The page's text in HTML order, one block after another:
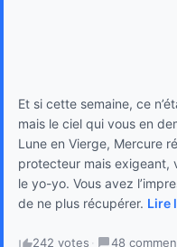
Et si cette semaine, ce
mais le ciel qui vous en
Lune en Vierge, Mercure
protecteur mais exigeant,
le yo-yo. Vous avez
de ne plus récupérer. Lire
242 votes · 48